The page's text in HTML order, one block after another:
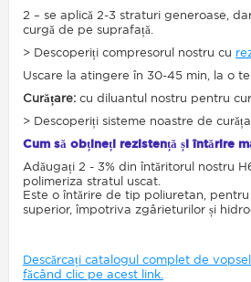
2 – se aplică 2-3 straturi generoase,
curgă de pe suprafață.
> Descoperiți compresorul nostru cu
Uscare la atingere în 30-45 min, la o
Curățare: cu diluantul nostru pentru
> Descoperiți sisteme noastre de
Cum să obțineți rezistență și întărire
Adăugați 2 - 3% din întăritorul nostru
polimeriza stratul uscat.
Este o întărire de tip poliuretan,
superior, împotriva zgârieturilor și
Descărcați catalogul complet de
făcând clic pe acest link